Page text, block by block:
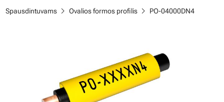
Spausdintuvamschevron_right Ovalios formos profilischevron_right PO-04000DN4